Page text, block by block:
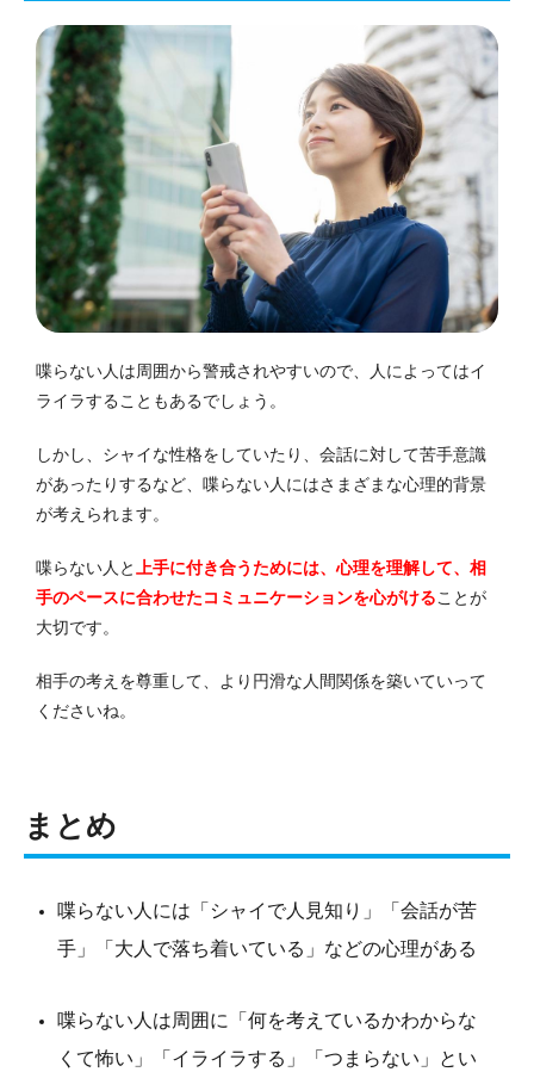
喋らない人は周囲から警戒されやすいので、人によってはイ
ライラすることもあるでしょう。
しかし、シャイな性格をしていたり、会話に対して苦手意識
があったりするなど、喋らない人にはさまざまな心理的背景
が考えられます。
喋らない人と上手に付き合うためには、心理を理解して、相
手のペースに合わせたコミュニケーションを心がけることが
大切です。
相手の考えを尊重して、より円滑な人間関係を築いていって
くださいね。
まとめ
喋らない人には「シャイで人見知り」「会話が苦
手」「大人で落ち着いている」などの心理がある
喋らない人は周囲に「何を考えているかわからな
くて怖い」「イライラする」「つまらない」とい